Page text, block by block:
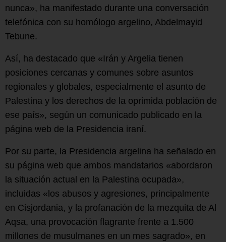
nunca», ha manifestado durante una conversación
telefónica con su homólogo argelino, Abdelmayid
Tebune.
Así, ha destacado que «Irán y Argelia tienen
posiciones cercanas y comunes sobre asuntos
regionales y globales, especialmente el asunto de
Palestina y los derechos de la oprimida población de
ese país», según un comunicado publicado en la
página web de la Presidencia iraní.
Por su parte, la Presidencia argelina ha señalado en
su página web que ambos mandatarios «abordaron
la situación actual en la Palestina ocupada»,
incluidas «los abusos y agresiones, principalmente
en Cisjordania, y la profanación de la mezquita de Al
Aqsa, una provocación flagrante frente a 1.500
millones de musulmanes en un mes sagrado», en